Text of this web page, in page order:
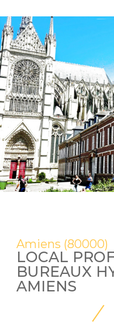
Amiens (80000)
LOCAL
BUREAUX
AMIENS